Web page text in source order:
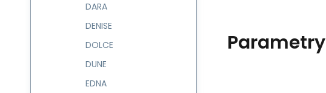
Parametry
DARA
DENISE
DOLCE
DUNE
EDNA